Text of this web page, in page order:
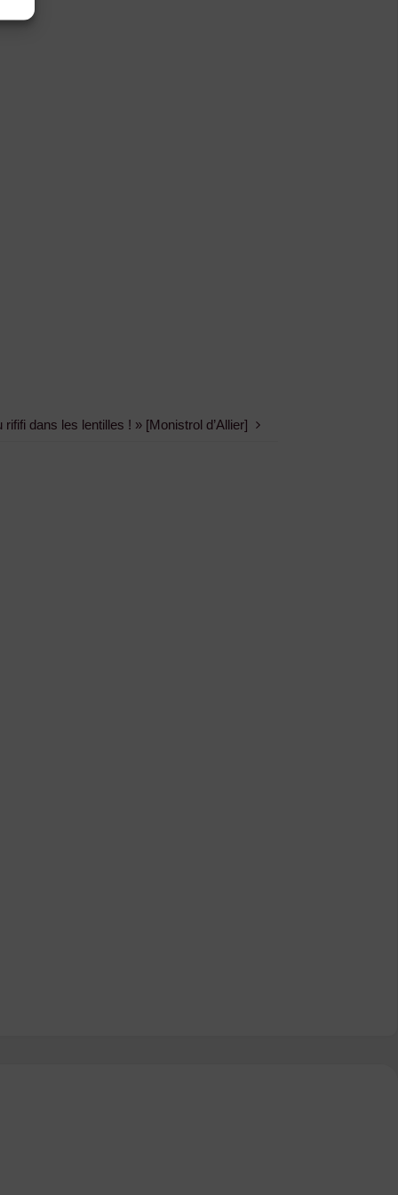
rififi dans les lentilles ! » [Monistrol d’Allier]